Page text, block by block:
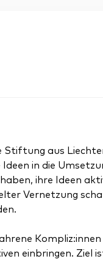
Stiftung aus
in die
ihre Ideen
Vernetzung
einbringen. Ziel